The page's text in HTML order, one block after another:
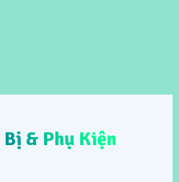
& Phụ Kiện